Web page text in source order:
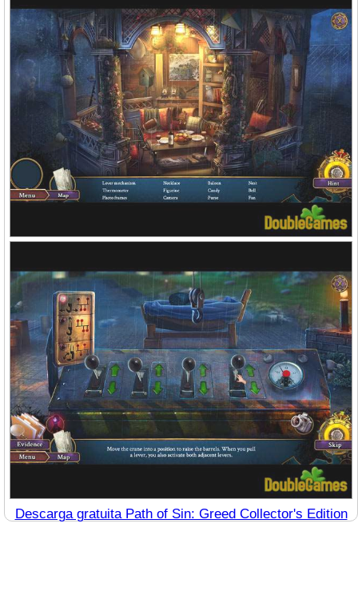
Descarga gratuita Path of Sin: Greed Collector's Edition